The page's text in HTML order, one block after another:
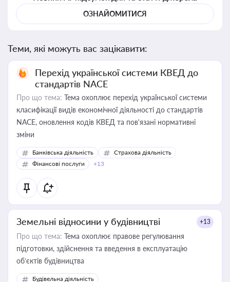
ОЗНАЙОМИТИСЯ
Теми, які можуть вас зацікавити:
Перехід української системи КВЕД до
стандартів NACE
Про що тема: Тема охоплює перехід української системи
класифікації видів економічної діяльності до стандартів
NACE, оновлення кодів КВЕД та пов'язані нормативні
зміни
Банківська діяльність
Страхова діяльність
Фінансові послуги
+13
Земельні відносини у будівництві +13
Про що тема: Тема охоплює правове регулювання
підготовки, здійснення та введення в експлуатацію
об’єктів будівництва
Будівельна діяльність